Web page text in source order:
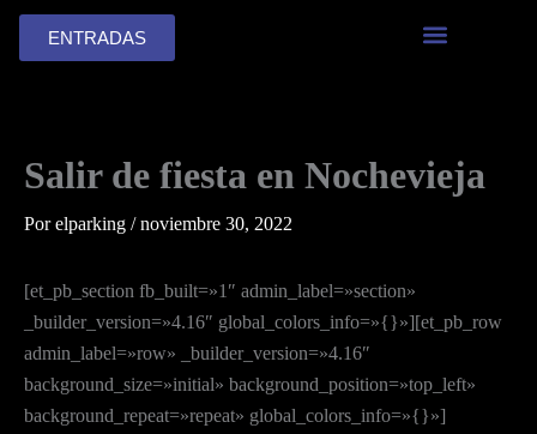
ENTRADAS
Salir de fiesta en Nochevieja
Porelparking /noviembre 30, 2022
[et_pb_section fb_built=»1″ admin_label=»section»
_builder_version=»4.16″ global_colors_info=»{}»][et_pb_row
admin_label=»row» _builder_version=»4.16″
background_size=»initial» background_position=»top_left»
background_repeat=»repeat» global_colors_info=»{}»]